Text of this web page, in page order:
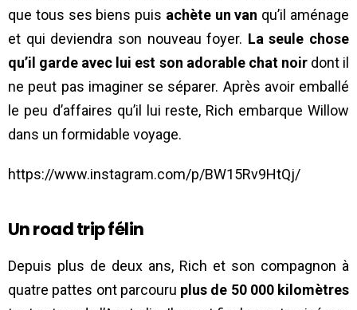
que tous ses biens puis achète un van qu’il aménage
et qui deviendra son nouveau foyer. La seule chose
qu’il garde avec lui est son adorable chat noirdont il
ne peut pas imaginer se séparer. Après avoir emballé
le peu d’affaires qu’il lui reste, Rich embarque Willow
dans un formidable voyage.
https://www.instagram.com/p/BW15Rv9HtQj/
Un road trip félin
Depuis plus de deux ans, Rich et son compagnon à
quatre pattes ont parcouru plus de 50 000 kilomètres